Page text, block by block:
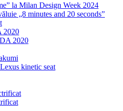
la Milan Design Week 2024
„8 minutes and 20 seconds”
2020
2020
kinetic seat